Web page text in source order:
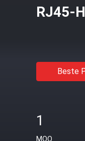
RJ45-
Beste
1
MOQ